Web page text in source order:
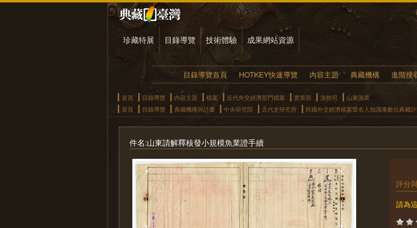
珍藏特展 目錄導覽 技術體驗 成果網站資源
目錄導覽首頁 HOTKEY快速導覽 內容主題 典藏機構 進階搜
首頁 目錄導覽 內容主題 檔案 近代外交經濟部門檔案 實業部 漁牧司
山東漁業
首頁
目錄導覽 典藏機構與計畫 中央研究院 近代史研究所 民國外交經濟檔案暨名人知識庫數位典藏
件名:山東請解釋核發小規模魚業證手續
評分
請為